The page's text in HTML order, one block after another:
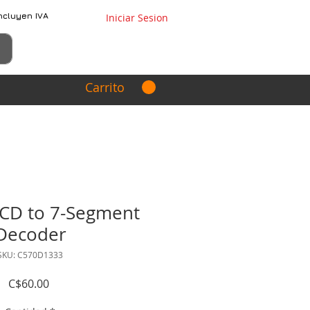
IVA Iniciar Sesion
Carrito
to 7-Segment
C570D1333
C$60.00Precio